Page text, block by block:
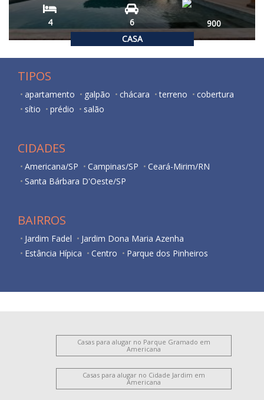
CASA
4 6 900
TIPOS
apartamento galpão chácara terreno
cobertura
sítio
prédio salão
CIDADES
Americana/SP Campinas/SP
Ceará-Mirim/RN
Santa Bárbara D'Oeste/SP
BAIRROS
Jardim Fadel
Jardim Dona Maria Azenha
Estância Hípica
Centro Parque dos Pinheiros
Casas para alugar no Parque Gramado em
Americana
Casas para alugar no Cidade Jardim em
Americana